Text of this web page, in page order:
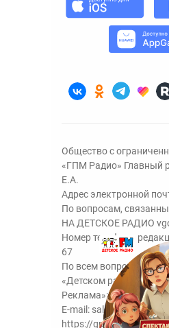
Общество с
«ГПМ Радио» Главный
Е.А.
Адрес электронной
По вопросам,
НА ДЕТСКОЕ РАДИО
Номер телефона
67
По всем вопросам
«Детском радио» -
Реклама»:+7 (495)
E-mail: sales@gazprom-
https://